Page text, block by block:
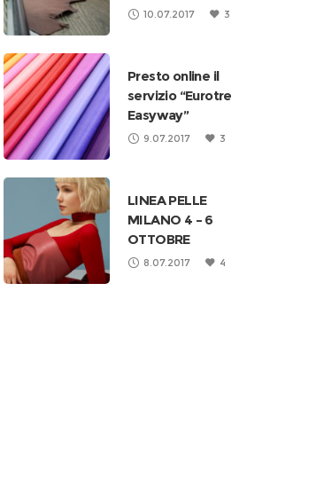
10.07.2017 3
Presto online il
servizio “Eurotre
Easyway”
9.07.2017 3
LINEA PELLE
MILANO 4 – 6
OTTOBRE
8.07.2017 4